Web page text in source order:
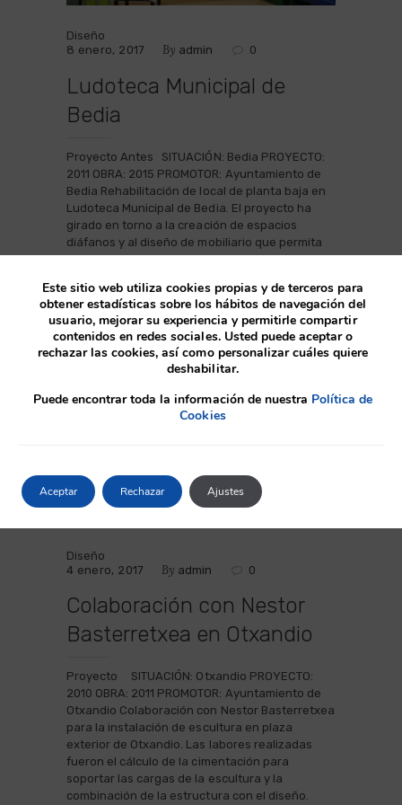
Diseño
8 enero, 2017
By admin 0
Ludoteca Municipal de
Bedia
Proyecto Antes SITUACIÓN: Bedia PROYECTO:
2011 OBRA: 2015 PROMOTOR: Ayuntamiento de
Bedia Rehabilitación de local de planta baja en
Ludoteca Municipal de Bedia. El proyecto ha
girado en torno a la creación de espacios
diáfanos y al diseño de mobiliario que permita
jugar con él siempre con seguridad. Se ha
muebles lo que…
Diseño
4 enero, 2017
By admin 0
Colaboración con Nestor
Basterretxea en Otxandio
Proyecto SITUACIÓN: Otxandio PROYECTO:
2010 OBRA: 2011 PROMOTOR: Ayuntamiento de
Otxandio Colaboración con Nestor Basterretxea
para la instalación de escultura en plaza
exterior de Otxandio. Las labores realizadas
fueron el cálculo de la cimentación para
soportar las cargas de la escultura y la
combinación de la estructura con el diseño.
Este sitio web utiliza cookies propias y de terceros para
obtener estadísticas sobre los hábitos de navegación del
usuario, mejorar su experiencia y permitirle compartir
contenidos en redes sociales. Usted puede aceptar o
rechazar las cookies, así como personalizar cuáles quiere
deshabilitar.
Puede encontrar toda la información de nuestra Política de
Cookies
Aceptar Rechazar Ajustes